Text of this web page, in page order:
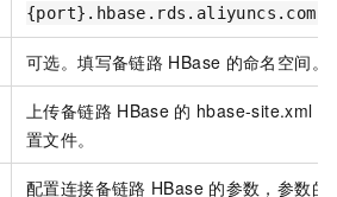
{port}.hbase.rds.aliyuncs.com
可选。填写备链路 HBase 的命名空间。
上传备链路 HBase 的 hbase-site.xml
置文件。
配置连接备链路 HBase 的参数，参数的